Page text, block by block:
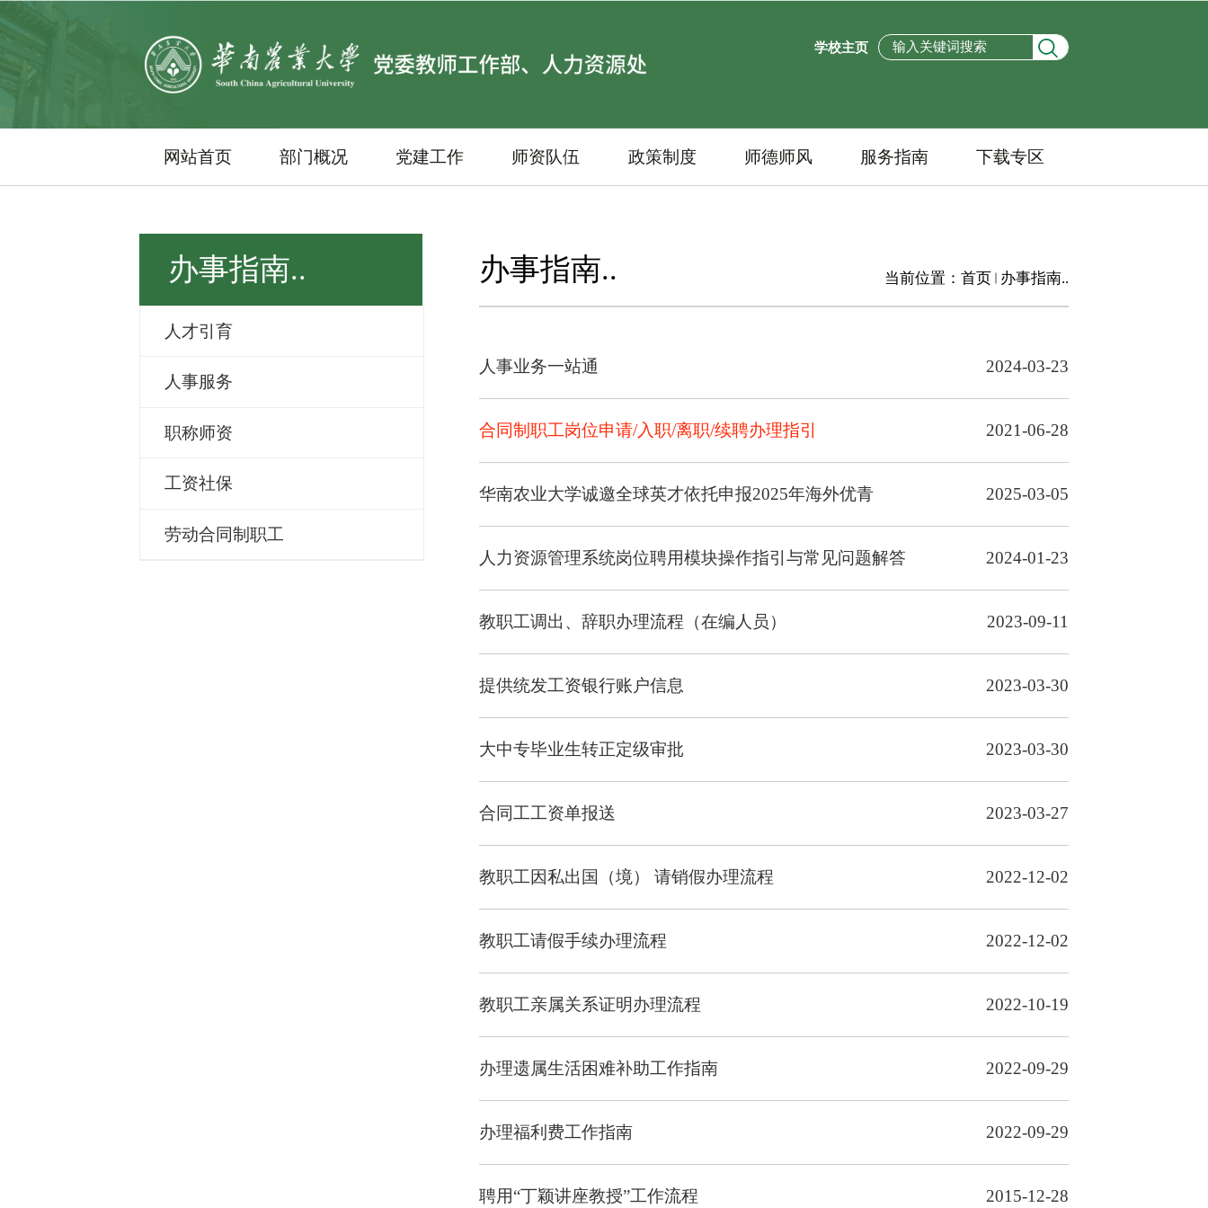
学校主页
网站首页 部门概况 党建工作 师资队伍 政策制度 师德师风 服务指南 下载专区
办事指南..
人才引育
人事服务
职称师资
工资社保
劳动合同制职工
办事指南.. 当前位置： 首页 办事指南..
人事业务一站通 2024-03-23
合同制职工岗位申请/入职/离职/续聘办理指引 2021-06-28
华南农业大学诚邀全球英才依托申报2025年海外优青 2025-03-05
人力资源管理系统岗位聘用模块操作指引与常见问题解答 2024-01-23
教职工调出、辞职办理流程（在编人员） 2023-09-11
提供统发工资银行账户信息 2023-03-30
大中专毕业生转正定级审批 2023-03-30
合同工工资单报送 2023-03-27
教职工因私出国（境） 请销假办理流程 2022-12-02
教职工请假手续办理流程 2022-12-02
教职工亲属关系证明办理流程 2022-10-19
办理遗属生活困难补助工作指南 2022-09-29
办理福利费工作指南 2022-09-29
聘用“丁颖讲座教授”工作流程 2015-12-28